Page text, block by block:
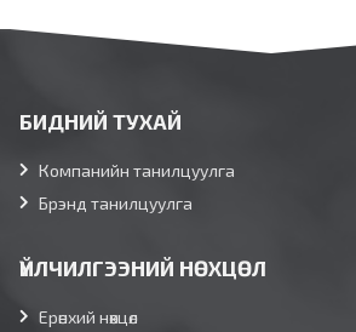
БИДНИЙ ТУХАЙ
Компанийн танилцуулга
Брэнд танилцуулга
ҮЙЛЧИЛГЭЭНИЙ НӨХЦӨЛ
Ерөнхий нөхцөл